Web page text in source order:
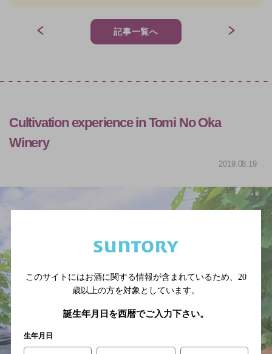
記事一覧へ
Cultivation experience in Tomi No Oka
Winery
2019.08.19
このサイトにはお酒に関する情報が含まれているため、 20
歳以上の方を対象としています。
誕生年月日を西暦でご入力下さい。
生年月日